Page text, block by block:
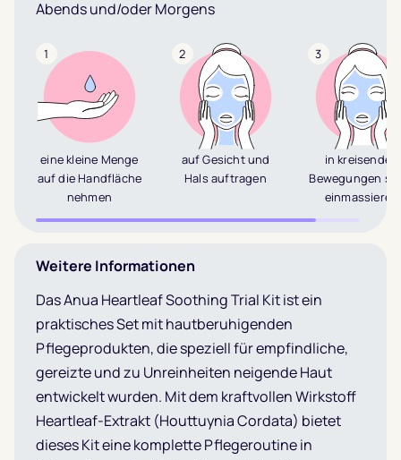
Abends und/oder Morgens
1
eine kleine Menge
auf die Handfläche
nehmen
2
auf Gesicht und
Hals auftragen
3
in kreisenden
Bewegungen
einmassieren
Weitere Informationen
Das Anua Heartleaf Soothing Trial Kit ist ein
praktisches Set mit hautberuhigenden
Pflegeprodukten, die speziell für empfindliche,
gereizte und zu Unreinheiten neigende Haut
entwickelt wurden. Mit dem kraftvollen Wirkstoff
Heartleaf-Extrakt (Houttuynia Cordata) bietet
dieses Kit eine komplette Pflegeroutine in